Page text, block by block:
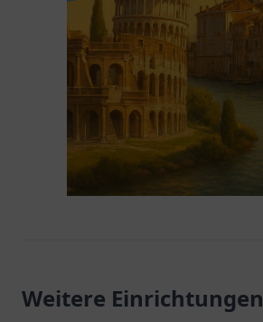
Weitere Einrichtungen